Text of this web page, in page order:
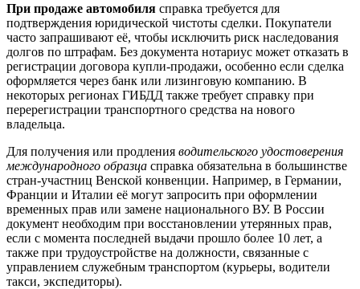
При продаже автомобиля справка требуется для
подтверждения юридической чистоты сделки. Покупатели
часто запрашивают её, чтобы исключить риск наследования
долгов по штрафам. Без документа нотариус может отказать в
регистрации договора купли-продажи, особенно если сделка
оформляется через банк или лизинговую компанию. В
некоторых регионах ГИБДД также требует справку при
перерегистрации транспортного средства на нового
владельца.
Для получения или продления водительского удостоверения
международного образца справка обязательна в большинстве
стран-участниц Венской конвенции. Например, в Германии,
Франции и Италии её могут запросить при оформлении
временных прав или замене национального ВУ. В России
документ необходим при восстановлении утерянных прав,
если с момента последней выдачи прошло более 10 лет, а
также при трудоустройстве на должности, связанные с
управлением служебным транспортом (курьеры, водители
такси, экспедиторы).